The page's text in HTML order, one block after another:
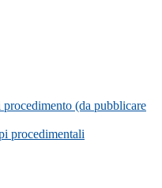
(da pubblicare
procedimentali